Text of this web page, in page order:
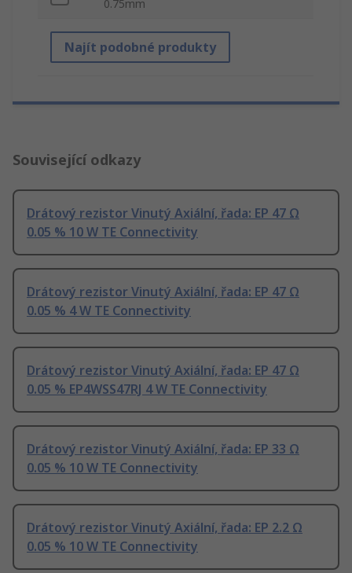
0.75mm
Najít podobné produkty
Související odkazy
Drátový rezistor Vinutý Axiální, řada: EP 47 Ω
0.05 % 10 W TE Connectivity
Drátový rezistor Vinutý Axiální, řada: EP 47 Ω
0.05 % 4 W TE Connectivity
Drátový rezistor Vinutý Axiální, řada: EP 47 Ω
0.05 % EP4WSS47RJ 4 W TE Connectivity
Drátový rezistor Vinutý Axiální, řada: EP 33 Ω
0.05 % 10 W TE Connectivity
Drátový rezistor Vinutý Axiální, řada: EP 2.2 Ω
0.05 % 10 W TE Connectivity